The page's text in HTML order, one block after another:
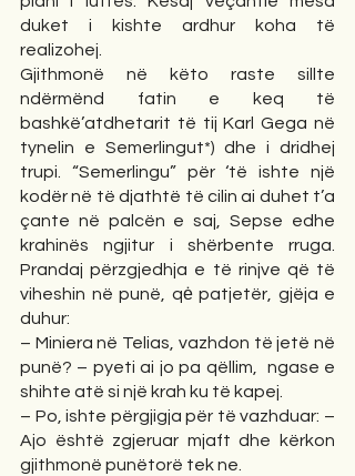
duket i kishte ardhur koha të
realizohej.
Gjithmonë në këto raste sillte
ndërmënd fatin e keq të
bashkë’atdhetarit të tij Karl Gega në
tynelin e Semerlingut*) dhe i dridhej
trupi. “Semerlingu” për ‘të ishte një
kodër në të djathtë të cilin ai duhet t’a
çante në palcën e saj, Sepse edhe
krahinës ngjitur i shërbente rruga.
Prandaj përzgjedhja e të rinjve që të
viheshin në punë, qė patjetër, gjëja e
duhur:
– Miniera në Telias, vazhdon të jetë në
punë? – pyeti ai jo pa qëllim,  ngase e
shihte atë si një krah ku të kapej.
– Po, ishte përgjigja për të vazhduar: –
Ajo është zgjeruar mjaft dhe kërkon
gjithmonë punëtorë tek ne.